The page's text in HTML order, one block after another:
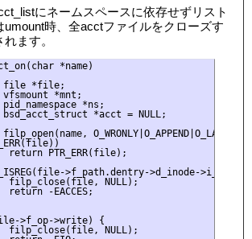
にネームスペースに依存せずリスト
umount時、全acctファイルをクローズす
ます。
*name)
*file;
*mnt;
*ns;
*acct = NULL;
return PTR_ERR(file);
>f_path.dentry->d_inode-
filp_close(file, NULL);
return -EACCES;
>f_op->write) {
filp_close(file, NULL);